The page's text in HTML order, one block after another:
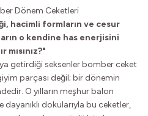
Dönem Ceketleri
hacimli formların ve cesur
o kendine has enerjisini
mısınız?"
getirdiği seksenler bomber ceket
parçası değil; bir dönemin
O yılların meşhur balon
dokularıyla bu ceketler,